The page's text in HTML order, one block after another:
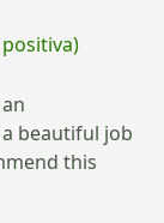
beautiful job
this